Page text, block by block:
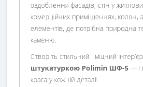
оздоблення фасадів, стін у
комерційних приміщеннях, колон,
елементів, де потрібна природна
каменю.
Створіть стильний і міцний
штукатуркою Polimin ШФ-5 —
краса у кожній деталі!